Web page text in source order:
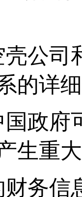
壳公
的详
国政府
生重
财务信